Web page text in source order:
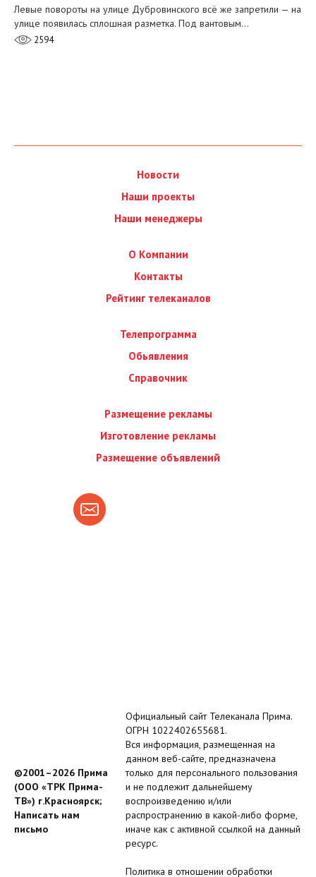
Левые повороты на улице Дубровинского всё же запретили — на
улице появилась сплошная разметка. Под вантовым…
2594
Новости
Наши проекты
Наши менеджеры
О Компании
Контакты
Рейтинг телеканалов
Телепрограмма
Обьявления
Справочник
Размещение рекламы
Изготовление рекламы
Размещение объявлений
©2001–2026 Прима
(ООО «ТРК Прима-
ТВ») г.Красноярск;
Написать нам
письмо
Официальный сайт Телеканала Прима.
ОГРН 1022402655681.
Вся информация, размещенная на
данном веб-сайте, предназначена
только для персонального пользования
и не подлежит дальнейшему
воспроизведению и/или
распространению в какой-либо форме,
иначе как с активной ссылкой на данный
ресурс.
Политика в отношении обработки